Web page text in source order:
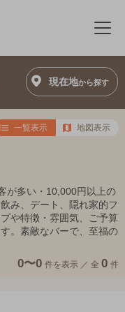
メ
現在地から探す
一覧表示 地図表示
が多い・10,000円以上の
み、デート、隠れ家的フ
や特徴・雰囲気、ご予算
。素敵なバーで、至福の
0〜0 件を表示 ／ 全 0 件